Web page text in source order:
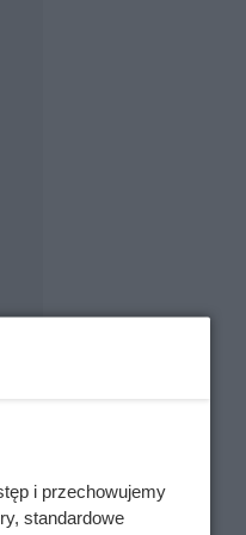
i przechowujemy
standardowe